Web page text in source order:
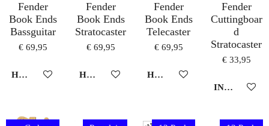
Fender
Book Ends
Bassguitar
€ 69,95
HOUD MIJ OP DE HOOGTE
Fender
Book Ends
Stratocaster
€ 69,95
HOUD MIJ OP DE HOOGTE
Fender
Book Ends
Telecaster
€ 69,95
HOUD MIJ OP DE HOOGTE
Fender
Cuttingboar
d
Stratocaster
€ 33,95
IN